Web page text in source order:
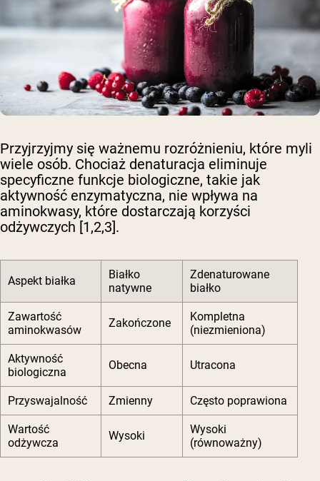
Przyjrzyjmy się ważnemu rozróżnieniu, które myli
wiele osób. Chociaż denaturacja eliminuje
specyficzne funkcje biologiczne, takie jak
aktywność enzymatyczna, nie wpływa na
aminokwasy, które dostarczają korzyści
odżywczych [1,2,3].
Aspekt białka
Białko
natywne
Zdenaturowane
białko
Zawartość
aminokwasów
Zakończone
Kompletna
(niezmieniona)
Aktywność
biologiczna
Obecna Utracona
Przyswajalność Zmienny Często poprawiona
Wartość
odżywcza
Wysoki
Wysoki
(równoważny)